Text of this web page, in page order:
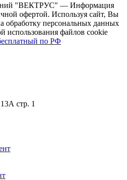
"ВЕКТРУС" — Информация
офертой. Используя сайт, Вы
обработку персональных данных
использования файлов cookie
по РФ
стр. 1